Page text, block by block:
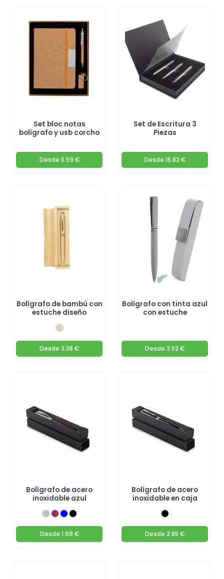
Set bloc notas
bolígrafo y usb corcho
Desde 5.59 €
Set de Escritura 3
Piezas
Desde 15.82 €
Bolígrafo de bambú con
estuche diseño
Desde 3.38 €
Bolígrafo con tinta azul
con estuche
Desde 3.52 €
Bolígrafo de acero
inoxidable azul
Desde 1.69 €
Bolígrafo de acero
inoxidable en caja
Desde 2.85 €